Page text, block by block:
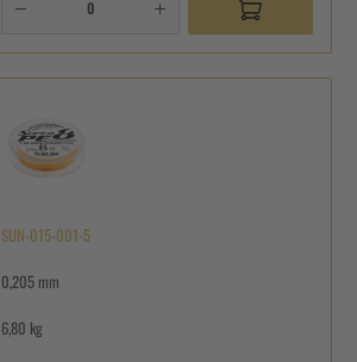
SUN-015-001-5
0,205 mm
6,80 kg